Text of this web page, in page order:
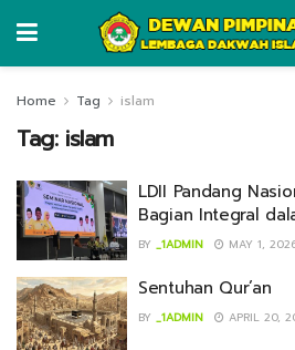
Home Tag islam
Tag: islam
LDII Pandang
Bagian Integral
BY _1ADMIN MAY 1,
Sentuhan Qur’an
BY _1ADMIN APRIL 20,